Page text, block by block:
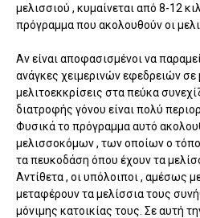
μελισσιού , κυμαίνεται από 8-12
πρόγραμμα που ακολουθούν οι
Αν είναι αποφασισμένοι να
ανάγκες χειμερινών εφεδρειών σε
μελιτοεκκρίσεις στα πεύκα
διατροφής γόνου είναι πολύ
Φυσικά το πρόγραμμα αυτό
μελισσοκόμων , των οποίων ο
τα πευκοδάση όπου έχουν τα
Αντίθετα , οι υπόλοιποι , αμέσως
μεταφέρουν τα μελίσσια τους
μόνιμης κατοικίας τους. Σε αυτή